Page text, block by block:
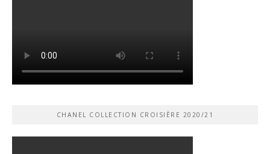
CHANEL COLLECTION CROISIÈRE 2020/21